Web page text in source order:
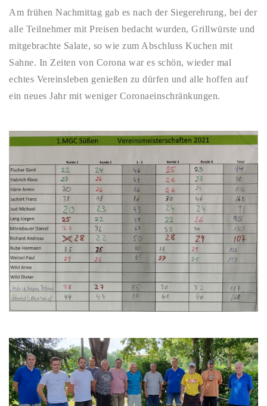
Am frühen Nachmittag gab es nach der Siegerehrung, bei der
alle Teilnehmer mit Preisen bedacht wurden, Grillwürste und
mitgebrachte Salate, so wie zum Abschluss Kuchen mit
Sahne. In Zeiten von Corona war es schön, wieder mal
echtes Vereinsleben genießen zu dürfen und alle hoffen auf
ein neues Jahr mit weniger Coronaeinschränkungen.